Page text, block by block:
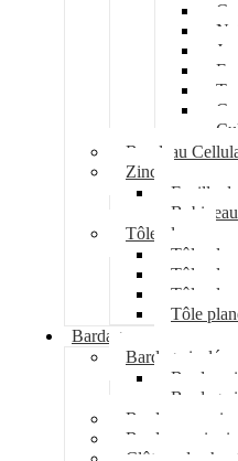
Bandeau
Zinc
Feuille
Bobineau
Tôle plane
Tôle
Tôle
Tôle
Tôle
Bardage
Bardage isolé
Bardage
Bardage
Bardage non
Bardage acier